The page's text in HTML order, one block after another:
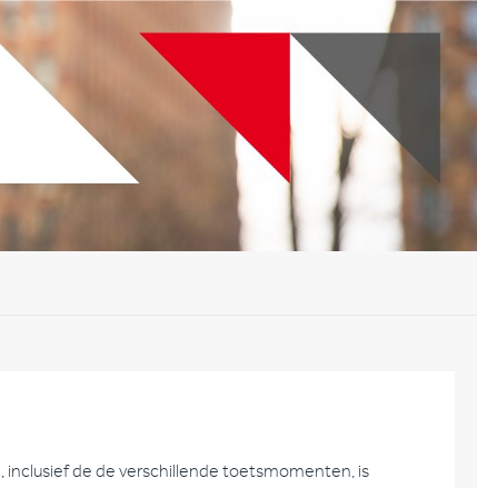
de de verschillende toetsmomenten, is